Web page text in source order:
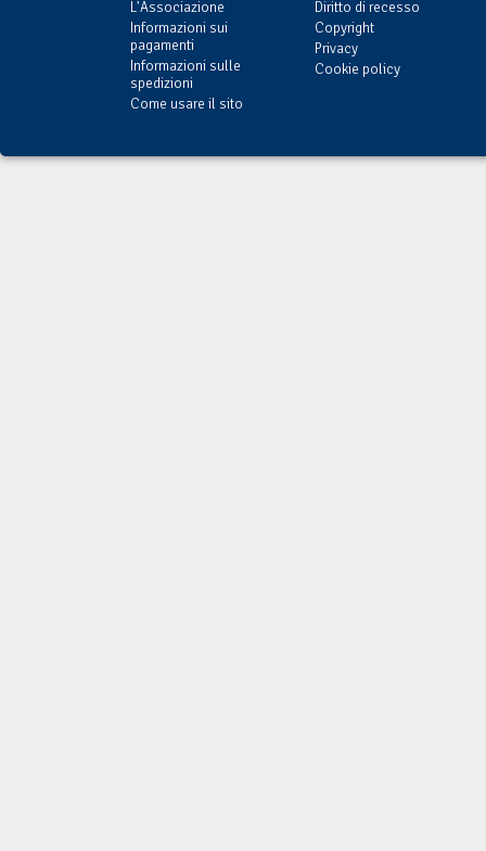
L'Associazione
Informazioni sui
pagamenti
Informazioni sulle
spedizioni
Come usare il sito
Diritto di recesso
Copyright
Privacy
Cookie policy